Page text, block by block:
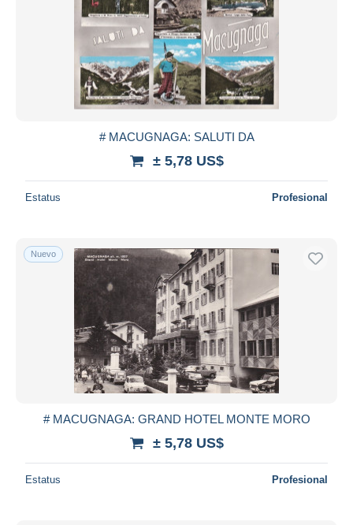
Aplicar
# MACUGNAGA: SALUTI DA
± 5,78 US$
Estatus Profesional
Nuevo
# MACUGNAGA: GRAND HOTEL MONTE MORO
± 5,78 US$
Estatus Profesional